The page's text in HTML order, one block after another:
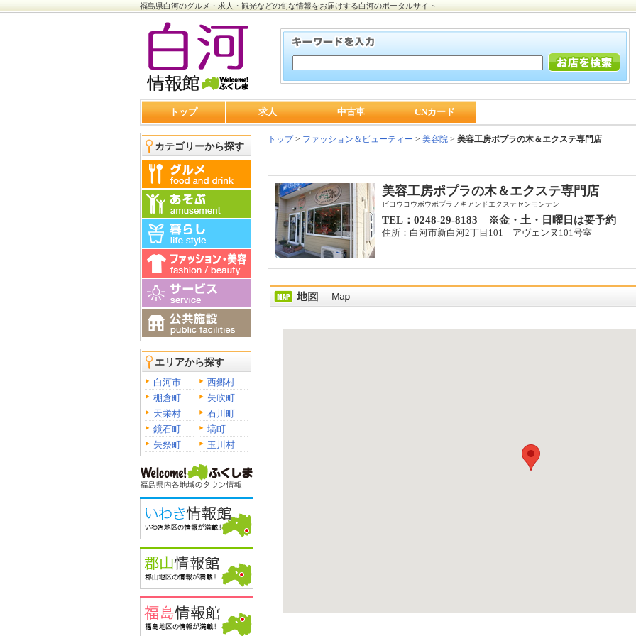
福島県白河のグルメ・求人・観光などの旬な情報をお届けする白河のポータルサイト
トップ 求人 中古車 CNカード
カテゴリーから探す
エリアから探す
白河市
西郷村
棚倉町
矢吹町
天栄村
石川町
鏡石町
塙町
矢祭町
玉川村
トップ> ファッション＆ビューティー > 美容院 > 美容工房ポプラの木＆エクステ専門店
美容工房ポプラの木＆エクステ専門店
ビヨウコウボウポプラノキアンドエクステセンモンテン
TEL：0248-29-8183 ※金・土・日曜日は要予約
住所：白河市新白河2丁目101 アヴェンヌ101号室